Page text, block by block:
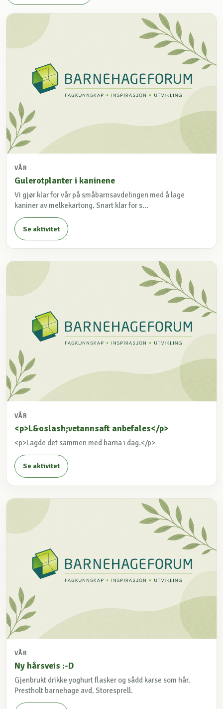
VÅR
Gulerotplanter i kaninene
Vi gjør klar for vår på småbarnsavdelingen med å lage
kaniner av melkekartong. Snart klar for s...
Se aktivitet
VÅR
<p>L&oslash;vetannsaft anbefales</p>
<p>Lagde det sammen med barna i dag.</p>
Se aktivitet
VÅR
Ny hårsveis :-D
Gjenbrukt drikke yoghurt flasker og sådd karse som hår.
Prestholt barnehage avd. Storesprell.